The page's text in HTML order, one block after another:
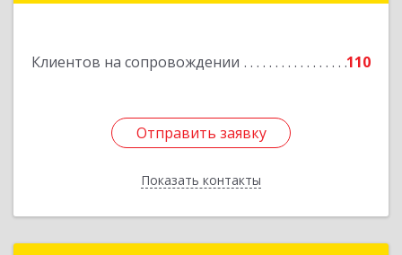
Клиентов на сопровождении 110
Отправить заявку
Показать контакты
Подробнее
Отправить заявку
Назад